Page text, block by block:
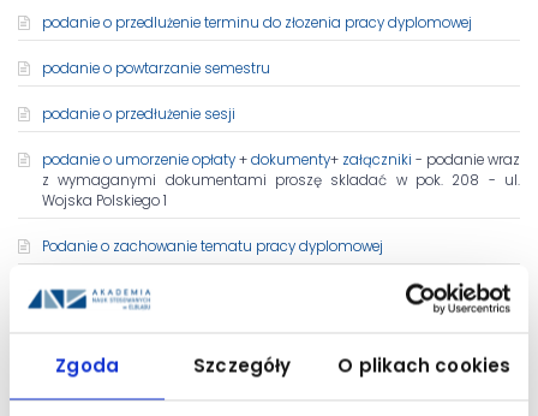
Zgoda Szczegóły O plikach cookies
podanie o przedlużenie terminu do złozenia pracy dyplomowej
podanie o powtarzanie semestru
podanie o przedłużenie sesji
podanie o umorzenie opłaty+dokumenty+ załączniki - podanie wraz
z wymaganymi dokumentami proszę skladać w pok. 208 - ul.
Wojska Polskiego 1
Podanie o zachowanie tematu pracy dyplomowej
podanie o uchylenie decyzji w sprawie skreślenia z listy studentów
semestru